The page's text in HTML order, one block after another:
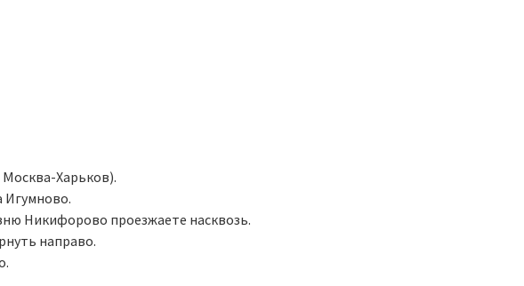
Харьков).
Игумново.
Никифорово проезжаете насквозь.
направо.